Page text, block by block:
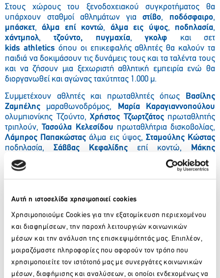
Αυτή η ιστοσελίδα χρησιμοποιεί cookies
Χρησιμοποιούμε Cookies για την εξατομίκευση περιεχομένου
και διαφημίσεων, την παροχή λειτουργιών κοινωνικών
μέσων και την ανάλυση της επισκεψιμότητάς μας. Επιπλέον,
μοιραζόμαστε πληροφορίες που αφορούν τον τρόπο που
χρησιμοποιείτε τον ιστότοπό μας με συνεργάτες κοινωνικών
μέσων, διαφήμισης και αναλύσεων, οι οποίοι ενδεχομένως να
Στους χώρους του ξενοδοχειακού συγκροτήματος θα
υπάρχουν σταθμοί αθλημάτων γιαστίβο, ποδόσφαιρο,
μπάσκετ,άλμα επί κοντώ, άλμα εις ύψος, ποδηλασία,
χάντμπολ,τζούντο, πυγμαχία,γκολφ και σετ
kids athletics όπου οι επικεφαλής αθλητές θα καλούν τα
παιδιά να δοκιμάσουν τις δυνάμεις τους και τα ταλέντα τους
και να ζήσουν μια ξεχωριστή αθλητική εμπειρία ενώ θα
διοργανωθεί και αγώνας ταχύτητας 1.000 μ.
Συμμετέχουν αθλητές και πρωταθλητές όπως Βασίλης
Ζαμπέλης μαραθωνοδρόμος, Μαρία Καραγιαννοπούλου
ολυμπιονίκης Τζούντο,Χρήστος Τζωρτζάτος πρωταθλητής
τριπλούν,Τασούλα Κελεσίδου πρωταθλήτρια δισκοβολίας,
Λάμπρος Παπακώσταςάλμα εις ύψος, Σταμούλης Κώστας
ποδηλασία, Σάββας Κεφαλίδης επί κοντώ, Μάκης
Κωλέθρας
Δημήτρης Καφάτος
χάντμπολ,
ποδόσφαιρο,Γιώργος
Στεφανίδηςμπάσκετ όπως και με τη συμμετοχή τωνΛιβέρη
του μπάσκετ αλλά και άλλων διακεκριμένων αθλητών και
πρωταθλητών.
Η«Ημέρα Αθλητικών Δραστηριοτήτων ΖΩΗ»είναι μια
κοινωνική προσφορά στα παιδιά και τον αθλητισμό
αφιερωμένη στη μνήμη της αείμνηστηςΖωής Στέγγου
αντιπροέδρου του ομίλου επιχειρήσεων στον οποίο ανήκει
το Πόρτο Καρράς, συζύγου του προέδρου του ομίλου